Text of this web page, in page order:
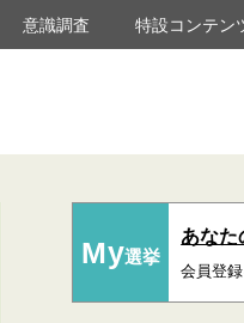
意識調査 特設コンテン
My選挙
あなた
会員登